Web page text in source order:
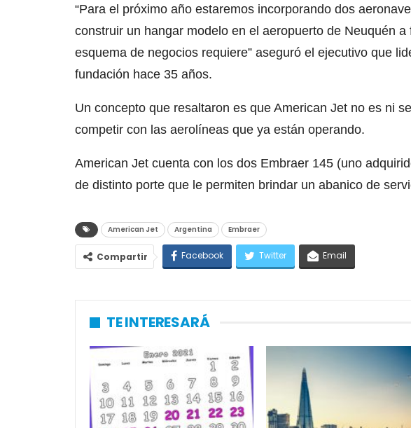
“Para el próximo año estaremos incorporando dos
construir un hangar modelo en el aeropuerto de Neuquén
esquema de negocios requiere” aseguró el ejecutivo que
fundación hace 35 años.
Un concepto que resaltaron es que American Jet no es ni
competir con las aerolíneas que ya están operando.
American Jet cuenta con los dos Embraer 145 (uno
de distinto porte que le permiten brindar un abanico de
American Jet Argentina Embraer
Compartir Facebook Twitter Email
TE INTERESARÁ